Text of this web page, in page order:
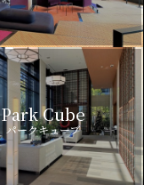
Park Cube
パークキューブ